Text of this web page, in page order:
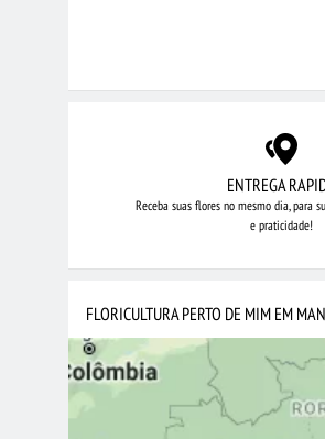
ENTREGA
Receba suas flores no mesmo dia,para
e praticidade!
FLORICULTURA PERTO DE MIM EM